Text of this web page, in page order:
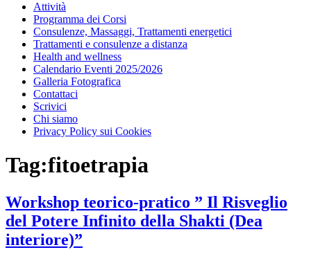
Attività
Programma dei Corsi
Consulenze, Massaggi, Trattamenti energetici
Trattamenti e consulenze a distanza
Health and wellness
Calendario Eventi 2025/2026
Galleria Fotografica
Contattaci
Scrivici
Chi siamo
Privacy Policy sui Cookies
Tag:fitoetrapia
Workshop teorico-pratico ” Il Risveglio
del Potere Infinito della Shakti (Dea
interiore)”